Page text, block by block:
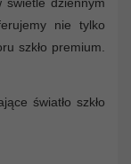
nie tylko
szkło premium.
światło szkło